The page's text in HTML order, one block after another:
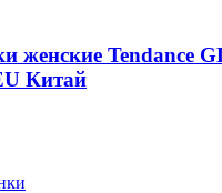
женские Tendance
Китай